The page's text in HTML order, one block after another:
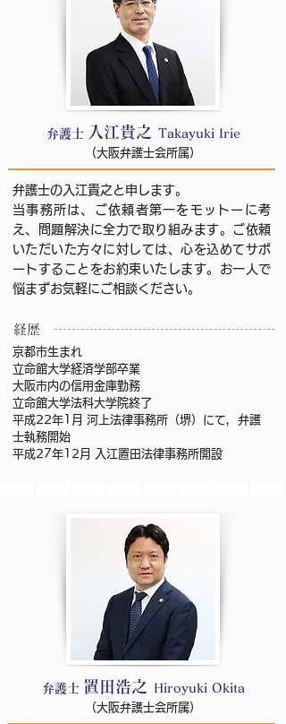
弁護士 入江貴之 Takayuki Irie
​（大阪弁護士会所属）
弁護士の入江貴之と申します。
当事務所は、ご依頼者第一をモットーに考
え、問題解決に全力で取り組みます。ご依頼
いただいた方々に対しては、心を込めてサポ
ートすることをお約束いたします。お一人で
悩まずお気軽にご相談ください。
​経歴
京都市生まれ
立命館大学経済学部卒業
大阪市内の信用金庫勤務
立命館大学法科大学院終了
平成22年1月 河上法律事務所（堺）にて，弁護
士執務開始
平成27年12月 入江置田法律事務所開設
弁護士 置田浩之 Hiroyuki Okita
​（大阪弁護士会所属）